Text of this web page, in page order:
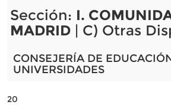
Sección: I.
MADRID| C) Otras
CONSEJERÍA DE
UNIVERSIDADES
20